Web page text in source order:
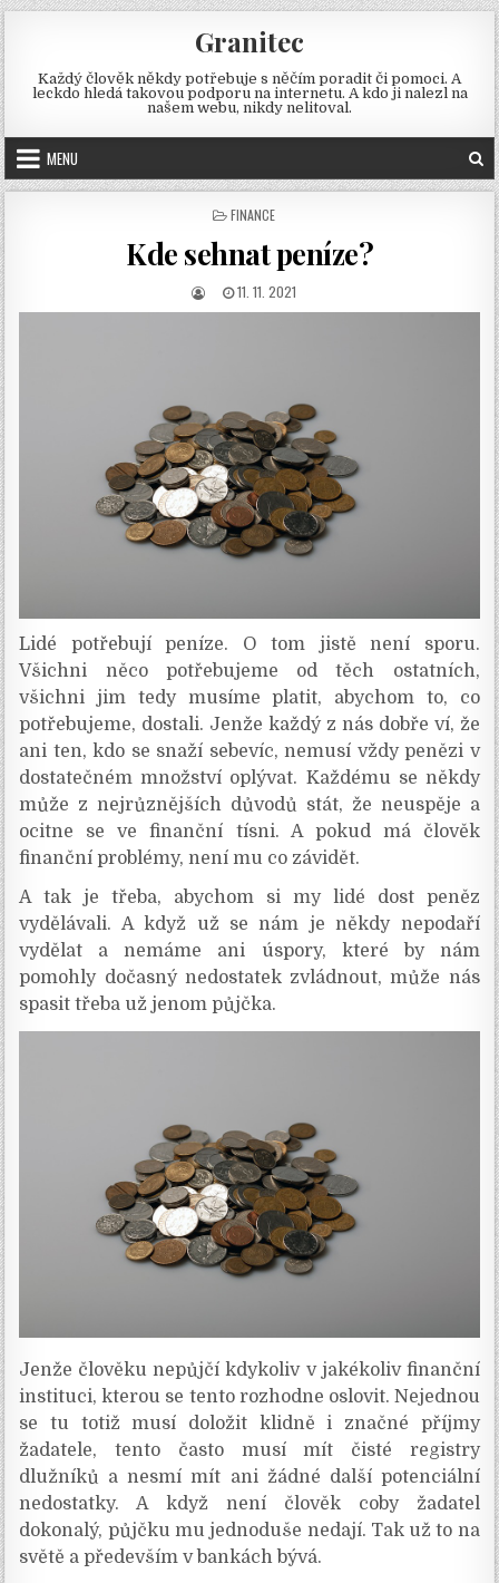
Skip
to
content
Granitec
Každý člověk někdy potřebuje s něčím poradit či pomoci. A
leckdo hledá takovou podporu na internetu. A kdo ji nalezl na
našem webu, nikdy nelitoval.
MENU
POSTED
FINANCE
Kde sehnat peníze?
AUTHOR:PUBLISHED
DATE:
11. 11. 2021
Lidé potřebují peníze. O tom jistě není sporu.
Všichni něco potřebujeme od těch ostatních,
všichni jim tedy musíme platit, abychom to, co
potřebujeme, dostali. Jenže každý z nás dobře ví, že
ani ten, kdo se snaží sebevíc, nemusí vždy penězi v
dostatečném množství oplývat. Každému se někdy
může z nejrůznějších důvodů stát, že neuspěje a
ocitne se ve finanční tísni. A pokud má člověk
finanční problémy, není mu co závidět.
A tak je třeba, abychom si my lidé dost peněz
vydělávali. A když už se nám je někdy nepodaří
vydělat a nemáme ani úspory, které by nám
pomohly dočasný nedostatek zvládnout, může nás
spasit třeba už jenom půjčka.
Jenže člověku nepůjčí kdykoliv v jakékoliv finanční
instituci, kterou se tento rozhodne oslovit. Nejednou
se tu totiž musí doložit klidně i značné příjmy
žadatele, tento často musí mít čisté registry
dlužníků a nesmí mít ani žádné další potenciální
nedostatky. A když není člověk coby žadatel
dokonalý, půjčku mu jednoduše nedají. Tak už to na
světě a především v bankách bývá.